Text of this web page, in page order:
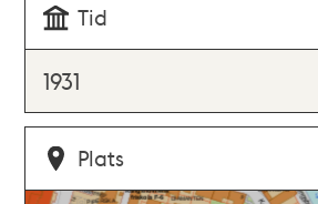
Tid
1931
Plats